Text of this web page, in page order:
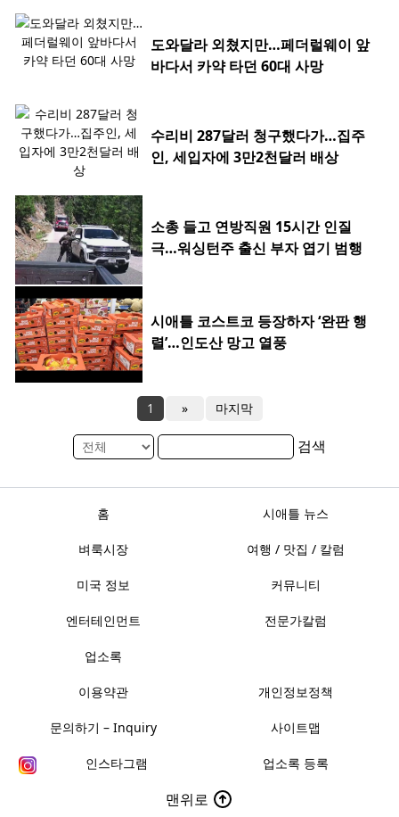
도와달라 외쳤지만…페더럴웨이 앞
바다서 카약 타던 60대 사망
수리비 287달러 청구했다가…집주
인, 세입자에 3만2천달러 배상
소총 들고 연방직원 15시간 인질
극…워싱턴주 출신 부자 엽기 범행
시애틀 코스트코 등장하자 ‘완판 행
렬’…인도산 망고 열풍
1 » 마지막
검색
홈 시애틀 뉴스
벼룩시장 여행 / 맛집 / 칼럼
미국 정보 커뮤니티
엔터테인먼트 전문가칼럼
업소록
이용약관 개인정보정책
문의하기 – Inquiry 사이트맵
인스타그램 업소록 등록
맨위로